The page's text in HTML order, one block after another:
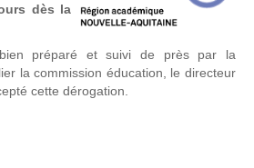
dès la
préparé et suivi de près par la
la commission éducation, le directeur
cette dérogation.